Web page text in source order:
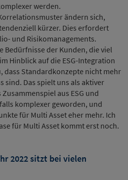
werden.
ändern sich,
kürzer. Dies erfordert
und Risikomanagements.
Bedürfnisse der Kunden, die viel
Hinblick auf die ESG-Integration
dass Standardkonzepte nicht mehr
sind. Das spielt uns als aktiver
aus ESG und
komplexer geworden, und
für Multi Asset eher mehr. Ich
für Multi Asset kommt erst noch.
2022 sitzt bei vielen